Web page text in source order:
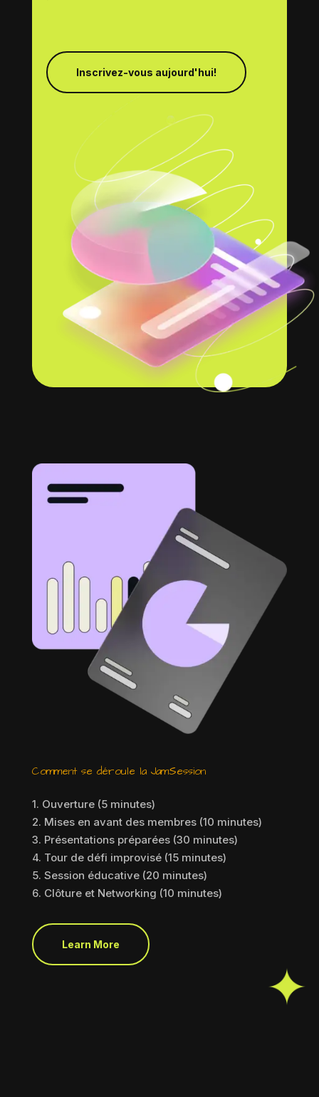
Inscrivez-vous aujourd'hui!
Comment se déroule la JamSession
1. Ouverture (5 minutes)
2. Mises en avant des membres (10 minutes)
3. Présentations préparées (30 minutes)
4. Tour de défi improvisé (15 minutes)
5. Session éducative (20 minutes)
6. Clôture et Networking (10 minutes)
Learn More